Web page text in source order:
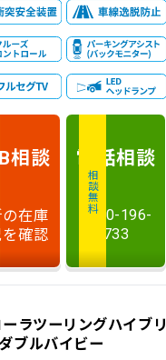
相談
在庫
確認
相談無料
電話相談
0120-196-
733
ーラツーリングハイブ
ブルバイビー